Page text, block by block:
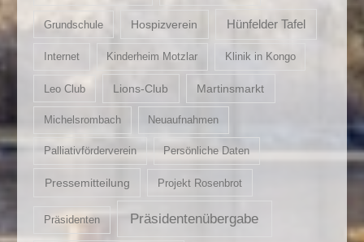
Grundschule Hospizverein Hünfelder Tafel
Internet Kinderheim Motzlar Klinik in Kongo
Leo Club Lions-Club Martinsmarkt
Michelsrombach Neuaufnahmen
Palliativförderverein Persönliche Daten
Pressemitteilung Projekt Rosenbrot
Präsidenten Präsidentenübergabe